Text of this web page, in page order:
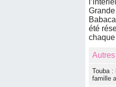
été
Touba :
famille